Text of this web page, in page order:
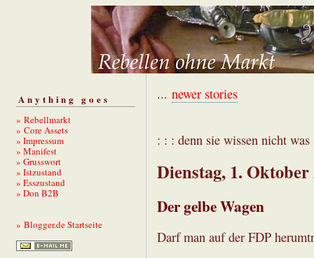
Anything goes
» Rebellmarkt
» Core Assets
» Impressum
» Manifest
» Grusswort
» Istzustand
» Esszustand
» Don B2B
» Blogger.de Startseite
... newer stories
: : : denn sie wissen nicht
Dienstag, 1. Oktober
Der gelbe Wagen
Darf man auf der FDP